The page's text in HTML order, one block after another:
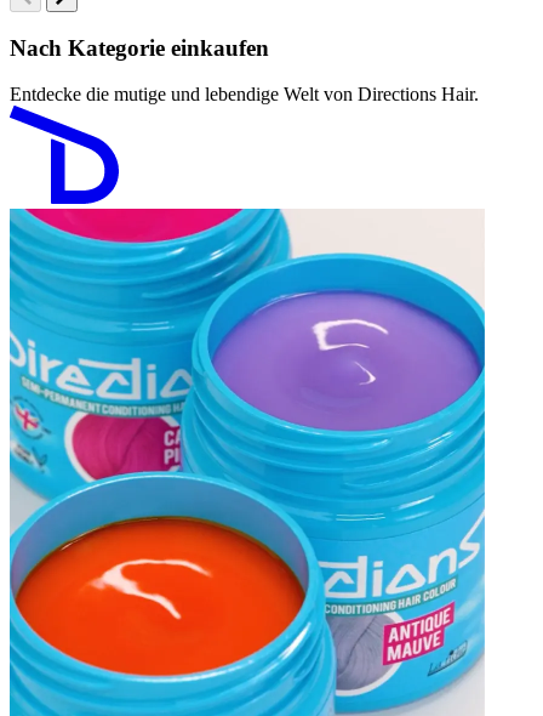
Nach Kategorie einkaufen
Entdecke die mutige und lebendige Welt von Directions Hair.